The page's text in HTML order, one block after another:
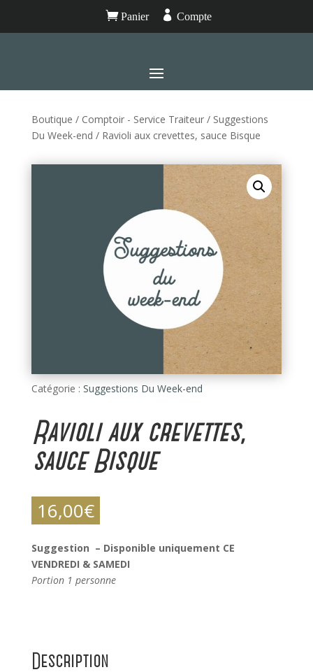
Panier  Compte
Boutique / Comptoir - Service Traiteur/ Suggestions
Du Week-end / Ravioli aux crevettes, sauce Bisque
Catégorie : Suggestions Du Week-end
Ravioli aux crevettes,
sauce Bisque
16,00€
Suggestion – Disponible uniquement CE
VENDREDI & SAMEDI
Portion 1 personne
Description